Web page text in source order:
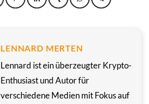
LENNARD MERTEN
Lennard ist ein überzeugter Krypto-
Enthusiast und Autor für
verschiedene Medien mit Fokus auf